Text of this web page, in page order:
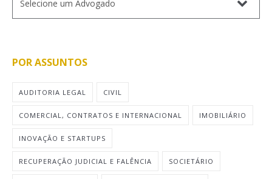
POR ASSUNTOS
AUDITORIA LEGAL CIVIL
COMERCIAL, CONTRATOS E INTERNACIONAL IMOBILIÁRIO
INOVAÇÃO E STARTUPS
RECUPERAÇÃO JUDICIAL E FALÊNCIA SOCIETÁRIO